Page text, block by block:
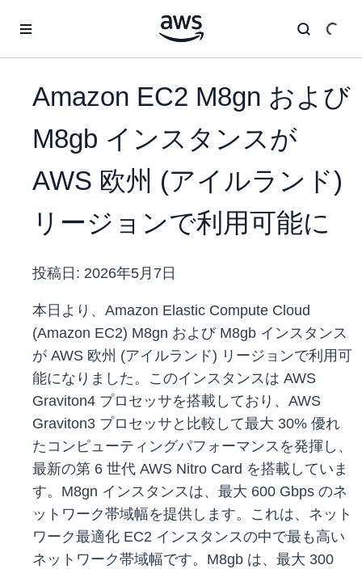
Amazon EC2 M8gn および
M8gb インスタンスが
AWS 欧州 (アイルランド)
リージョンで利用可能に
投稿日: 2026年5月7日
本日より、Amazon Elastic Compute Cloud
(Amazon EC2) M8gn および M8gb インスタンス
が AWS 欧州 (アイルランド) リージョンで利用可
能になりました。このインスタンスは AWS
Graviton4 プロセッサを搭載しており、AWS
Graviton3 プロセッサと比較して最大 30% 優れ
たコンピューティングパフォーマンスを発揮し、
最新の第 6 世代 AWS Nitro Card を搭載していま
す。M8gn インスタンスは、最大 600 Gbps のネ
ットワーク帯域幅を提供します。これは、ネット
ワーク最適化 EC2 インスタンスの中で最も高い
ネットワーク帯域幅です。M8gb は、最大 300